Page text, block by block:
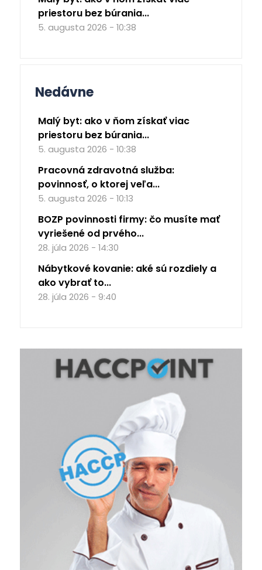
priestoru bez búrania...
5. augusta 2026 - 10:38
Nedávne
Malý byt: ako v ňom získať viac
priestoru bez búrania...
5. augusta 2026 - 10:38
Pracovná zdravotná služba:
povinnosť, o ktorej veľa...
5. augusta 2026 - 10:13
BOZP povinnosti firmy: čo musíte mať
vyriešené od prvého...
28. júla 2026 - 14:30
Nábytkové kovanie: aké sú rozdiely a
ako vybrať to...
28. júla 2026 - 9:40